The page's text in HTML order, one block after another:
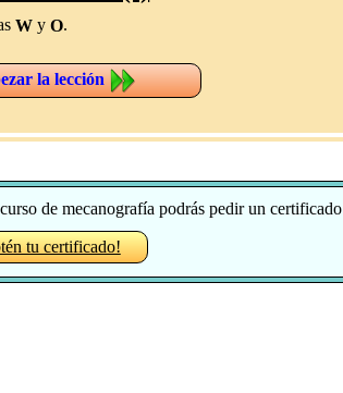
Wy O.
la lección
de mecanografía podrás pedir un certificado
tu certificado!